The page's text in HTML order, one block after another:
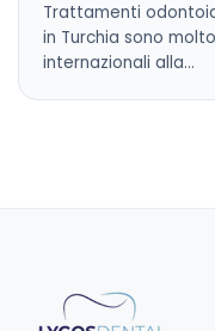
Trattamenti
in Turchia sono
internazionali alla…